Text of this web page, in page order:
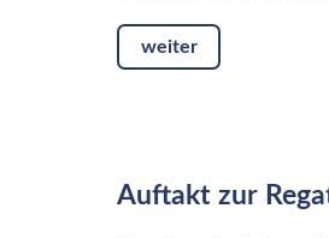
weiter
Auftakt zur